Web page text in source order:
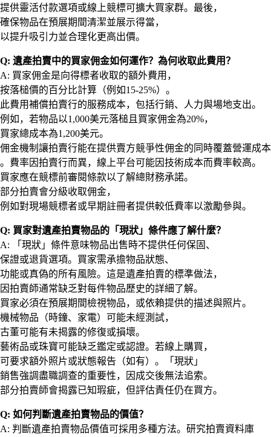
提供靈活付款選項或線上競標可擴大買家群。最後，
確保物品在預展期間清潔並展示得當，
以提升吸引力並合理化更高出價。
Q: 遺產拍賣中的買家佣金如何運作？為何收取此費用？
A: 買家佣金是向得標者收取的額外費用，
按落槌價的百分比計算（例如15-25%）。
此費用補償拍賣行的服務成本，包括行銷、人力與場地支出。
例如，若物品以1,000美元落槌且買家佣金為20%，
買家總成本為1,200美元。
佣金機制讓拍賣行能在提供賣方競爭性佣金的同時覆蓋營運成本
。費率因拍賣行而異，線上平台可能因技術成本而費率較高。
買家應在競標前審閱條款以了解總財務承諾。
部分拍賣會分級收取佣金，
例如對現場競標者或早期註冊者提供較低費率以激勵參與。
Q: 買家對遺產拍賣物品的「現狀」條件應了解什麼？
A: 「現狀」條件意味物品出售時不提供任何保固、
保證或退貨選項。買家需承擔物品狀態、
功能或真偽的所有風險。這是遺產拍賣的標準做法，
因拍賣師通常缺乏對每件物品歷史的詳細了解。
買家必須在預展期間檢視物品，或依賴提供的描述與照片。
機械物品（時鐘、家電）可能未經測試，
古董可能有未揭露的修復或損壞。
藝術品或珠寶可能缺乏鑑定或認證。若線上購買，
可要求額外照片或狀態報告（如有）。「現狀」
銷售強調盡職調查的重要性，因成交後無法追索。
部分拍賣師會揭露已知瑕疵，但評估責任仍在買方。
Q: 如何判斷遺產拍賣物品的價值？
A: 判斷遺產拍賣物品價值可採用多種方法。研究拍賣資料庫